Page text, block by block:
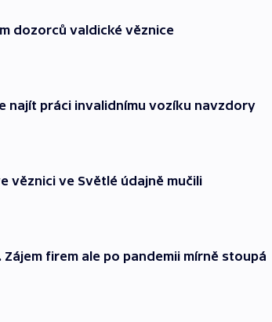
dozorců valdické věznice
najít práci invalidnímu vozíku navzdory
věznici ve Světlé údajně mučili
firem ale po pandemii mírně stoupá